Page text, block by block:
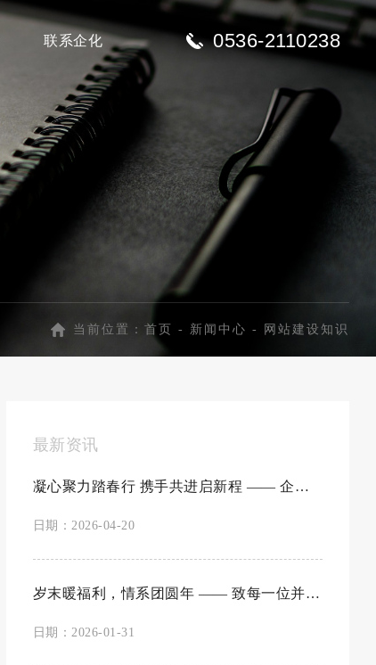
联系企化 0536-2110238
当前位置： 首页 - 新闻中心 - 网站建设知识
最新资讯
凝心聚力踏春行 携手共进启新程 —— 企化网络九仙山团建活动圆满举行
日期：2026-04-20
岁末暖福利，情系团圆年 —— 致每一位并肩前行的伙伴​
日期：2026-01-31